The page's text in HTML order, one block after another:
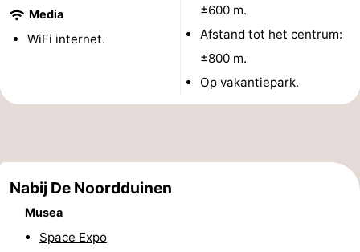
Den
Haag
-
Rotterdam
-
Media
WiFi internet.
±600 m.
Afstand tot het centrum:
±800 m.
Op vakantiepark.
Nabij De Noordduinen
Musea
Space Expo